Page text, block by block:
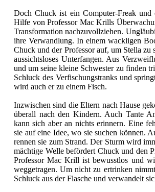
Doch Chuck ist ein Computer-Freak
Hilfe von Professor Mac Krills
Transformation nachzuvollziehen.
ihre Verwandlung. In einem wackligen
Chuck und der Professor auf, um Stella zu
aussichtsloses Unterfangen. Aus
und um seine kleine Schwester zu finden
Schluck des Verfischungstranks und
wird auch er zu einem Fisch.
Inzwischen sind die Eltern nach Hause
überall nach den Kindern. Auch Tante
kann sich aber an nichts erinnern. Eine
sie auf eine Idee, wo sie suchen können.
rennen sie zum Strand. Der Sturm wird
mächtige Welle befördert Chuck und den
Professor Mac Krill ist bewusstlos und
weggetragen. Um nicht zu ertrinken
Schluck aus der Flasche und verwandelt